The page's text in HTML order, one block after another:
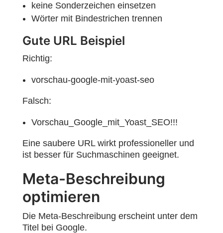
keine Sonderzeichen einsetzen
Wörter mit Bindestrichen trennen
Gute URL Beispiel
Richtig:
vorschau-google-mit-yoast-seo
Falsch:
Vorschau_Google_mit_Yoast_SEO!!!
Eine saubere URL wirkt professioneller und
ist besser für Suchmaschinen geeignet.
Meta-Beschreibung
optimieren
Die Meta-Beschreibung erscheint unter dem
Titel bei Google.